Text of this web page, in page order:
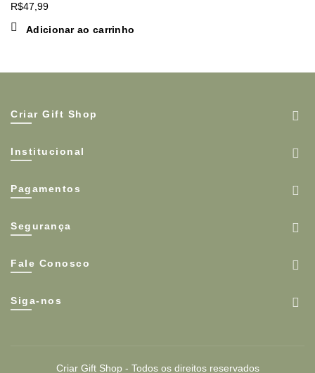
R$47,99
Adicionar ao carrinho
Criar Gift Shop
Institucional
Pagamentos
Segurança
Fale Conosco
Siga-nos
Criar Gift Shop - Todos os direitos reservados